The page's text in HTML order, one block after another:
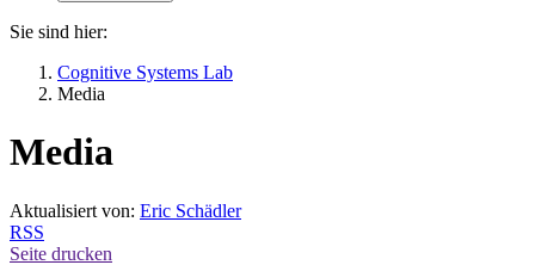
Sie sind hier:
Cognitive Systems Lab
Media
Media
Aktualisiert von: Eric Schädler
RSS
Seite drucken